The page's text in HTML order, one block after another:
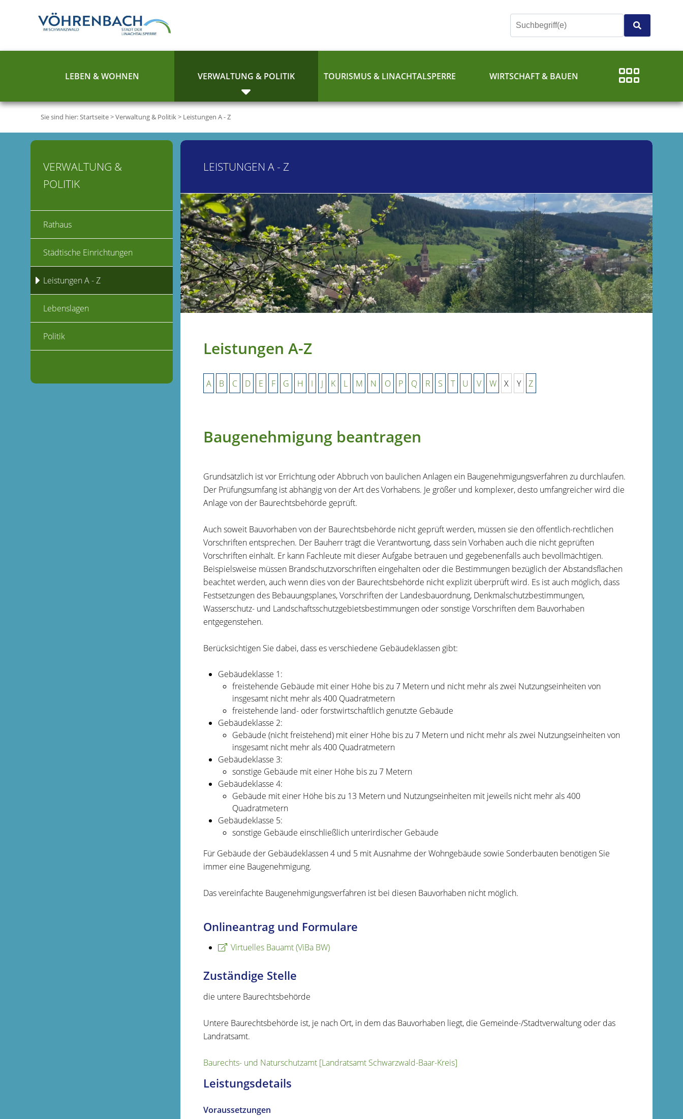
LEBEN & WOHNEN VERWALTUNG & POLITIK TOURISMUS & LINACHTALSPERRE WIRTSCHAFT & BAUEN
Sie sind hier:Startseite>Verwaltung & Politik> Leistungen A - Z
LEISTUNGEN A - Z
Leistungen A-Z
A B C D E F G H I J K L M N O P Q R S T U V W X Y Z
Baugenehmigung beantragen
Grundsätzlich ist vor Errichtung oder Abbruch von baulichen Anlagen ein Baugenehmigungsverfahren zu durchlaufen.
Der Prüfungsumfang ist abhängig von der Art des Vorhabens. Je größer und komplexer, desto umfangreicher wird die
Anlage von der Baurechtsbehörde geprüft.
Auch soweit Bauvorhaben von der Baurechtsbehörde nicht geprüft werden, müssen sie den öffentlich-rechtlichen
Vorschriften entsprechen. Der Bauherr trägt die Verantwortung, dass sein Vorhaben auch die nicht geprüften
Vorschriften einhält. Er kann Fachleute mit dieser Aufgabe betrauen und gegebenenfalls auch bevollmächtigen.
Beispielsweise müssen Brandschutzvorschriften eingehalten oder die Bestimmungen bezüglich der Abstandsflächen
beachtet werden, auch wenn dies von der Baurechtsbehörde nicht explizit überprüft wird. Es ist auch möglich, dass
Festsetzungen des Bebauungsplanes, Vorschriften der Landesbauordnung, Denkmalschutzbestimmungen,
Wasserschutz- und Landschaftsschutzgebietsbestimmungen oder sonstige Vorschriften dem Bauvorhaben
entgegenstehen.
Berücksichtigen Sie dabei, dass es verschiedene Gebäudeklassen gibt:
Gebäudeklasse 1:
freistehende Gebäude mit einer Höhe bis zu 7 Metern und nicht mehr als zwei Nutzungseinheiten von
insgesamt nicht mehr als 400 Quadratmetern
freistehende land- oder forstwirtschaftlich genutzte Gebäude
Gebäudeklasse 2:
Gebäude (nicht freistehend) mit einer Höhe bis zu 7 Metern und nicht mehr als zwei Nutzungseinheiten von
insgesamt nicht mehr als 400 Quadratmetern
Gebäudeklasse 3:
sonstige Gebäude mit einer Höhe bis zu 7 Metern
Gebäudeklasse 4:
Gebäude mit einer Höhe bis zu 13 Metern und Nutzungseinheiten mit jeweils nicht mehr als 400
Quadratmetern
Gebäudeklasse 5:
sonstige Gebäude einschließlich unterirdischer Gebäude
Für Gebäude der Gebäudeklassen 4 und 5 mit Ausnahme der Wohngebäude sowie Sonderbauten benötigen Sie
immer eine Baugenehmigung.
Das vereinfachte Baugenehmigungsverfahren ist bei diesen Bauvorhaben nicht möglich.
Onlineantrag und Formulare
Virtuelles Bauamt (ViBa BW)
Zuständige Stelle
die untere Baurechtsbehörde
Untere Baurechtsbehörde ist, je nach Ort, in dem das Bauvorhaben liegt, die Gemeinde-/Stadtverwaltung oder das
Landratsamt.
Baurechts- und Naturschutzamt [Landratsamt Schwarzwald-Baar-Kreis]
Leistungsdetails
Voraussetzungen
VERWALTUNG &
POLITIK
Rathaus
Städtische Einrichtungen
Leistungen A - Z
Lebenslagen
Politik